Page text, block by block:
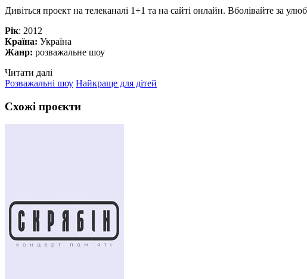
Дивіться проект на телеканалі 1+1 та на сайті онлайн. Вболівайте за
Рік: 2012
Країна: Україна
Жанр: розважальне шоу
Читати далі
Розважальні шоу Найкраще для дітей
Схожі проєкти